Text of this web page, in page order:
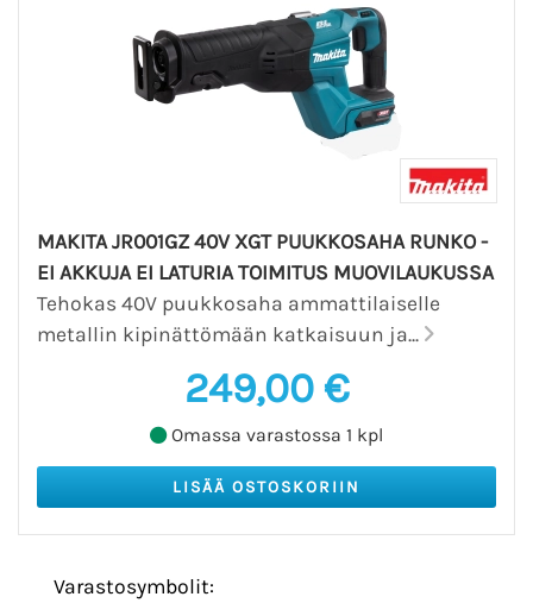
MAKITA JR001GZ 40V XGT PUUKKOSAHA RUNKO -
EI AKKUJA EI LATURIA TOIMITUS MUOVILAUKUSSA
Tehokas 40V puukkosaha ammattilaiselle
metallin kipinättömään katkaisuun ja...
249,00 €
Omassa varastossa 1 kpl
Varastosymbolit: